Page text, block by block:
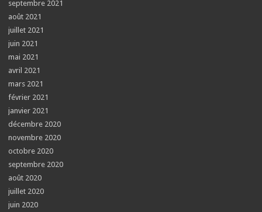
septembre 2021
août 2021
juillet 2021
juin 2021
mai 2021
avril 2021
mars 2021
février 2021
janvier 2021
décembre 2020
novembre 2020
octobre 2020
septembre 2020
août 2020
juillet 2020
juin 2020